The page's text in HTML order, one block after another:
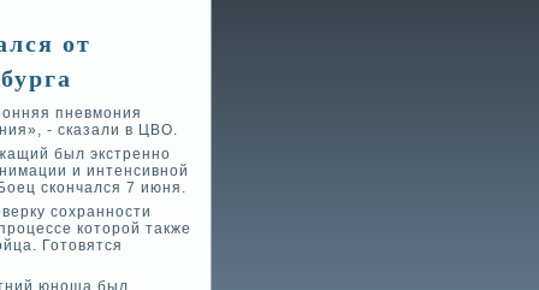
от
пневмония
- сказали в ЦВО.
был экстренно
и интенсивной
скончался 7 июня.
сохранности
которой также
Готовятся